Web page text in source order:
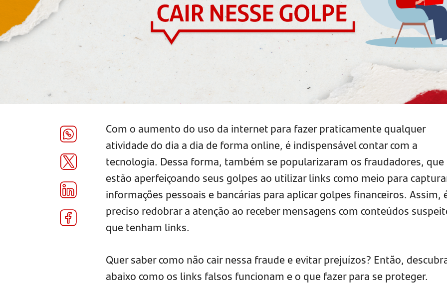
Com o aumento do uso da internet para fazer praticamente qualquer
atividade do dia a dia de forma online, é indispensável contar com a
tecnologia. Dessa forma, também se popularizaram os fraudadores, que
estão aperfeiçoando seus golpes ao utilizar links como meio para
informações pessoais e bancárias para aplicar golpes financeiros. Assim,
preciso redobrar a atenção ao receber mensagens com conteúdos
que tenham links.
Quer saber como não cair nessa fraude e evitar prejuízos? Então,
abaixo como os links falsos funcionam e o que fazer para se proteger.